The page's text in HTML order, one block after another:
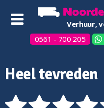
Verhuur,
0561 - 700 205
Heel tevreden